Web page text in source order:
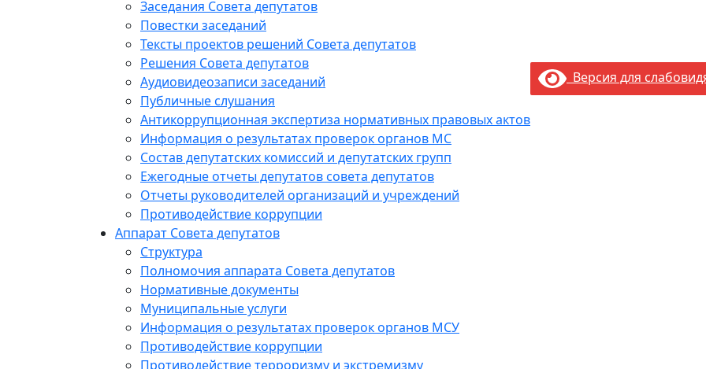
Заседания Cовета депутатов
Повестки заседаний
Тексты проектов решений Совета депутатов
Решения Совета депутатов
Аудиовидеозаписи заседаний
Публичные слушания
Антикоррупционная экспертиза нормативных правовых актов
Информация о результатах проверок органов МС
Состав депутатских комиссий и депутатских групп
Ежегодные отчеты депутатов совета депутатов
Отчеты руководителей организаций и учреждений
Противодействие коррупции
Аппарат Совета депутатов
Структура
Полномочия аппарата Совета депутатов
Нормативные документы
Муниципальные услуги
Информация о результатах проверок органов МСУ
Противодействие коррупции
Противодействие терроризму и экстремизму
Версия для